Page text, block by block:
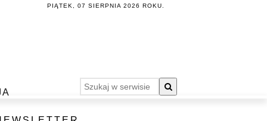
PIĄTEK, 07 SIERPNIA 2026 ROKU.